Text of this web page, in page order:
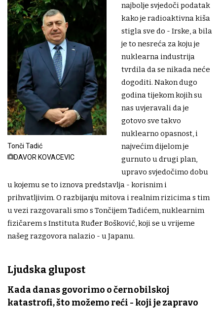
Tonči Tadić
DAVOR KOVACEVIC
najbolje svjedoči podatak
kako je radioaktivna kiša
stigla sve do - Irske, a bila
je to nesreća za koju je
nuklearna industrija
tvrdila da se nikada neće
dogoditi. Nakon dugo
godina tijekom kojih su
nas uvjeravali da je
gotovo sve takvo
nuklearno opasnost, i
najvećim dijelom je
gurnuto u drugi plan,
upravo svjedočimo dobu
u kojemu se to iznova predstavlja - korisnim i
prihvatljivim. O razbijanju mitova i realnim rizicima s tim
u vezi razgovarali smo s Tončijem Tadićem, nuklearnim
fizičarem s Instituta Ruđer Bošković, koji se u vrijeme
našeg razgovora nalazio - u Japanu.
Ljudska glupost
Kada danas govorimo o černobilskoj
katastrofi, što možemo reći - koji je zapravo